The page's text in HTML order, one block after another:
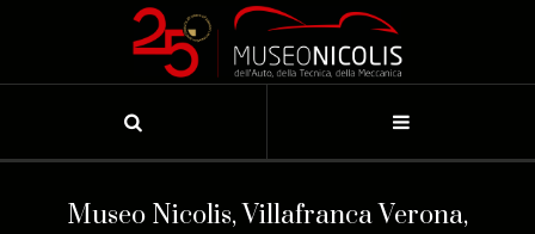
Museo Nicolis, Villafranca Verona,